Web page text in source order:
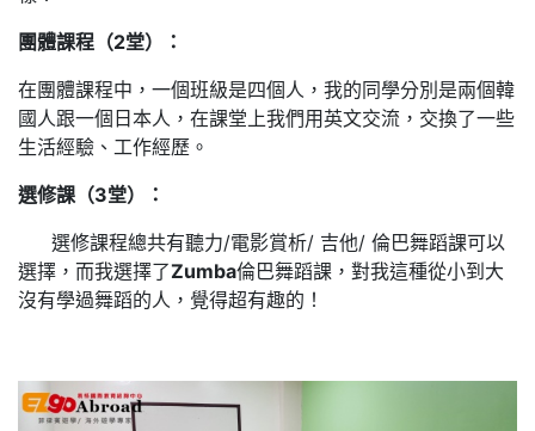
團體課程（2堂）：
在團體課程中，一個班級是四個人，我的同學分別是兩個韓
國人跟一個日本人，在課堂上我們用英文交流，交換了一些
生活經驗、工作經歷。
選修課（3堂）：
選修課程總共有聽力/電影賞析/ 吉他/ 倫巴舞蹈課可以
選擇，而我選擇了Zumba倫巴舞蹈課，對我這種從小到大
沒有學過舞蹈的人，覺得超有趣的！